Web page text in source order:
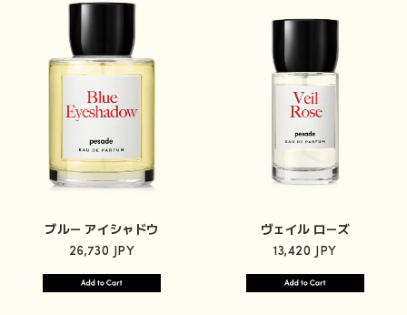
ブルー アイシャドウ
26,730 JPY
ヴェイル ローズ
13,420 JPY